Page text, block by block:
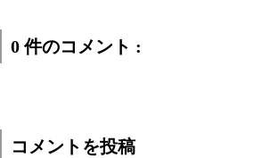
0 件のコメント :
コメントを投稿